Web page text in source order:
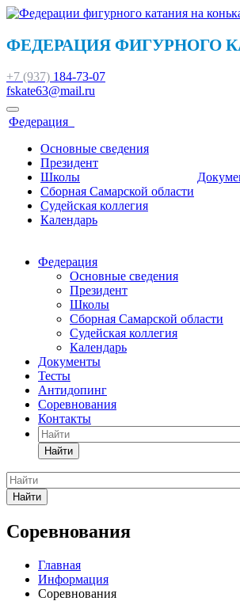
ФЕДЕРАЦИЯ ФИГУРНОГО
+7 (937) 184-73-07
fskate63@mail.ru
Федерация
Основные сведения
Президент
Школы
Сборная Самарской области
Судейская коллегия
Календарь
Федерация
Основные сведения
Президент
Школы
Сборная Самарской области
Судейская коллегия
Календарь
Документы
Тесты
Антидопинг
Соревнования
Контакты
Найти
Найти
Соревнования
Главная
Информация
Соревнования